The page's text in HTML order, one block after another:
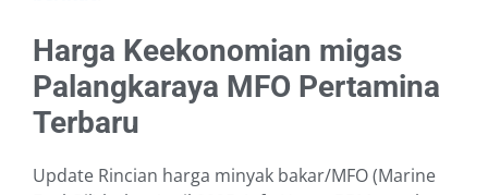
Harga Keekonomian migas
Palangkaraya MFO Pertamina
Terbaru
Update Rincian harga minyak bakar/MFO (Marine